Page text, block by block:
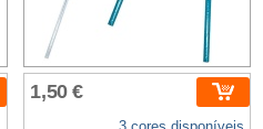
1,50 €